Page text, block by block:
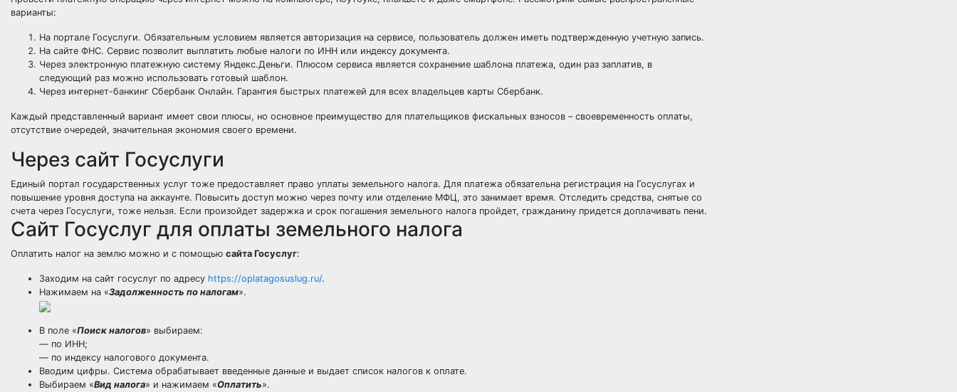
варианты:
На портале Госуслуги. Обязательным условием является авторизация на сервисе, пользователь должен иметь подтвержденную учетную запись.
На сайте ФНС. Сервис позволит выплатить любые налоги по ИНН или индексу документа.
Через электронную платежную систему Яндекс.Деньги. Плюсом сервиса является сохранение шаблона платежа, один раз заплатив, в
следующий раз можно использовать готовый шаблон.
Через интернет-банкинг Сбербанк Онлайн. Гарантия быстрых платежей для всех владельцев карты Сбербанк.
Каждый представленный вариант имеет свои плюсы, но основное преимущество для плательщиков фискальных взносов – своевременность оплаты,
отсутствие очередей, значительная экономия своего времени.
Через сайт Госуслуги
Единый портал государственных услуг тоже предоставляет право уплаты земельного налога. Для платежа обязательна регистрация на Госуслугах и
повышение уровня доступа на аккаунте. Повысить доступ можно через почту или отделение МФЦ, это занимает время. Отследить средства, снятые со
счета через Госуслуги, тоже нельзя. Если произойдет задержка и срок погашения земельного налога пройдет, гражданину придется доплачивать пени.
Сайт Госуслуг для оплаты земельного налога
Оплатить налог на землю можно и с помощью сайта Госуслуг:
Заходим на сайт госуслуг по адресу https://oplatagosuslug.ru/.
Нажимаем на «Задолженность по налогам».
В поле «Поиск налогов» выбираем:
— по ИНН;
— по индексу налогового документа.
Вводим цифры. Система обрабатывает введенные данные и выдает список налогов к оплате.
Выбираем «Вид налога» и нажимаем «Оплатить».